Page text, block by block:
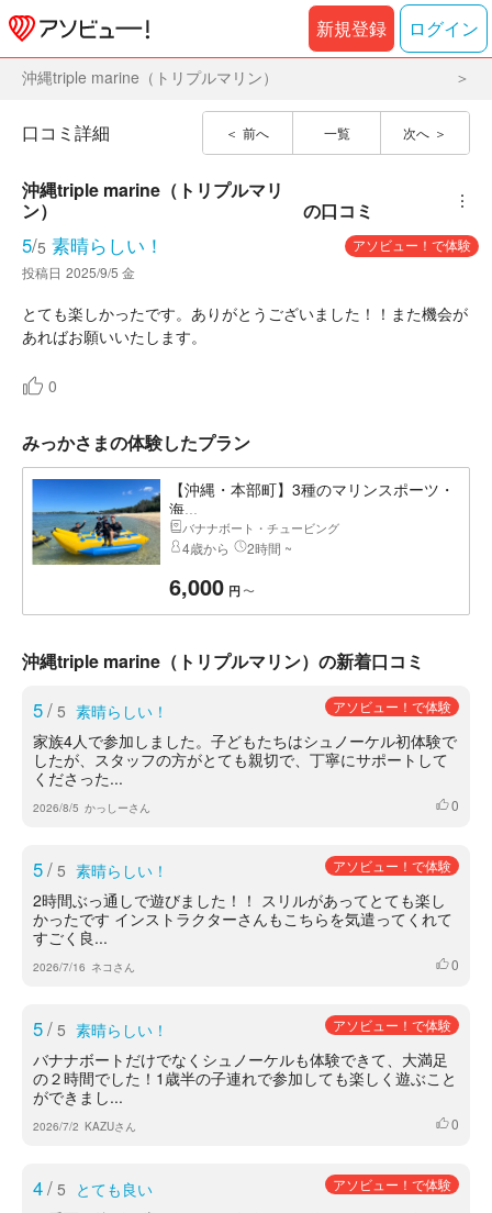
新規登録 ログイン
沖縄triple marine（トリプルマリン）
前へ 一覧 次へ
口コミ詳細
沖縄triple marine（トリプルマリ
ン）
の口コミ ︙
5/5 素晴らしい！
アソビュー！で体験
投稿日 2025/9/5 金
とても楽しかったです。ありがとうございました！！また機会が
あればお願いいたします。
0
みっかさまの体験したプラン
【沖縄・本部町】3種のマリンスポーツ・
海...
バナナボート・チュービング
4歳から 2時間 ~
6,000 円 〜
沖縄triple marine（トリプルマリン）の新着口コミ
5/ 5 素晴らしい！ アソビュー！で体験
家族4人で参加しました。子どもたちはシュノーケル初体験で
したが、スタッフの方がとても親切で、丁寧にサポートして
くださった...
2026/8/5 かっしーさん いいね
0
5/ 5 素晴らしい！ アソビュー！で体験
2時間ぶっ通しで遊びました！！ スリルがあってとても楽し
かったです インストラクターさんもこちらを気遣ってくれて
すごく良...
2026/7/16 ネコさん いいね
0
5/ 5 素晴らしい！ アソビュー！で体験
バナナボートだけでなくシュノーケルも体験できて、大満足
の２時間でした！1歳半の子連れで参加しても楽しく遊ぶこと
ができまし...
2026/7/2 KAZUさん いいね
0
4/ 5 とても良い アソビュー！で体験